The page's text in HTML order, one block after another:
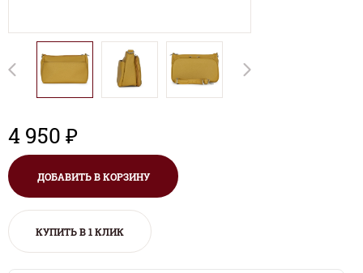
4 950 ₽
ДОБАВИТЬ В КОРЗИНУ
КУПИТЬ В 1 КЛИК